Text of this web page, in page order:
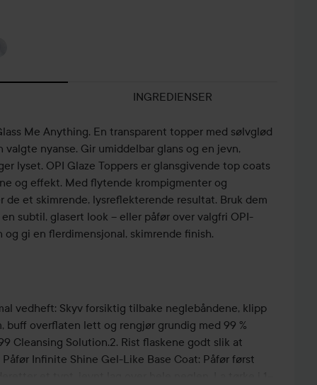
INGREDIENSER
Me Anything. En transparent topper med sølvglød
nyanse. Gir umiddelbar glans og en jevn,
lyset. OPI Glaze Toppers er glansgivende top coats
og effekt. Med flytende krompigmenter og
de et skimrende, lysreflekterende resultat. Bruk dem
subtil, glasert look – eller påfør over valgfri OPI-
og gi en flerdimensjonal, skimrende finish.
vedheft: Skyv forsiktig tilbake neglebåndene, klipp
buff overflaten lett og rengjør grundig med 99 %
Cleansing Solution.2. Rist flaskene godt slik at
Infinite Shine Gel-Like Base Coat: Påfør først